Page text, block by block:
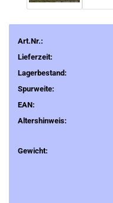
Art.Nr.:
Lieferzeit:
Lagerbestand:
Spurweite:
EAN:
Altershinweis:
Gewicht: